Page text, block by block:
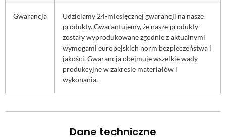
Gwarancja
Udzielamy 24-miesięcznej gwarancji na nasze
produkty. Gwarantujemy, że nasze produkty
zostały wyprodukowane zgodnie z aktualnymi
wymogami europejskich norm bezpieczeństwa i
jakości. Gwarancja obejmuje wszelkie wady
produkcyjne w zakresie materiałów i
wykonania.
Dane techniczne